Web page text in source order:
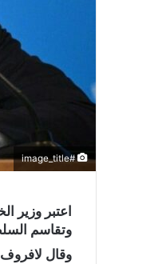
#image_title
اعتبر وزير
وتقاسم
وقال